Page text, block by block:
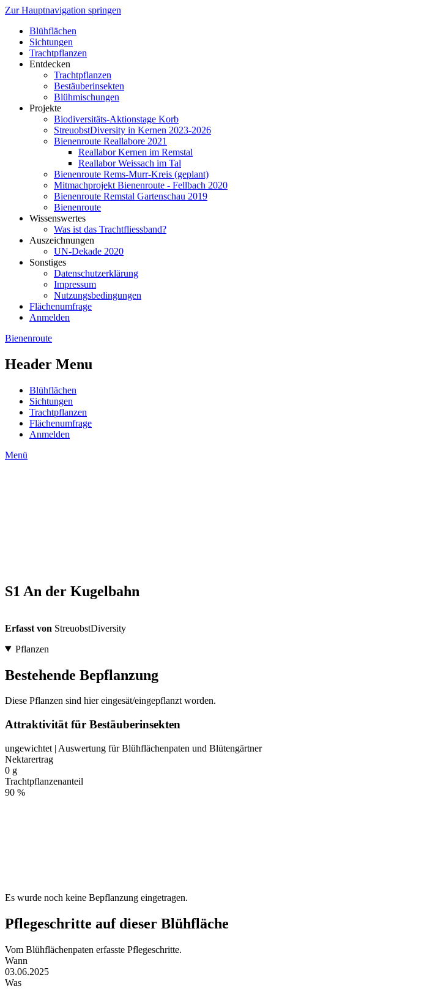
Zur Hauptnavigation springen
Blühflächen
Sichtungen
Trachtpflanzen
Entdecken
Trachtpflanzen
Bestäuberinsekten
Blühmischungen
Projekte
Biodiversitäts-Aktionstage Korb
StreuobstDiversity in Kernen 2023-2026
Bienenroute Reallabore 2021
Reallabor Kernen im Remstal
Reallabor Weissach im Tal
Bienenroute Rems-Murr-Kreis (geplant)
Mitmachprojekt Bienenroute - Fellbach 2020
Bienenroute Remstal Gartenschau 2019
Bienenroute
Wissenswertes
Was ist das Trachtfliessband?
Auszeichnungen
UN-Dekade 2020
Sonstiges
Datenschutzerklärung
Impressum
Nutzungsbedingungen
Flächenumfrage
Anmelden
Bienenroute
Header Menu
Blühflächen
Sichtungen
Trachtpflanzen
Flächenumfrage
Anmelden
Menü
S1 An der Kugelbahn
Erfasst von StreuobstDiversity
Pflanzen
Bestehende Bepflanzung
Diese Pflanzen sind hier eingesät/eingepflanzt worden.
Attraktivität für Bestäuberinsekten
ungewichtet | Auswertung für Blühflächenpaten und Blütengärtner
Nektarertrag
0 g
Trachtpflanzenanteil
90 %
Es wurde noch keine Bepflanzung eingetragen.
Pflegeschritte auf dieser Blühfläche
Vom Blühflächenpaten erfasste Pflegeschritte.
Wann
03.06.2025
Was